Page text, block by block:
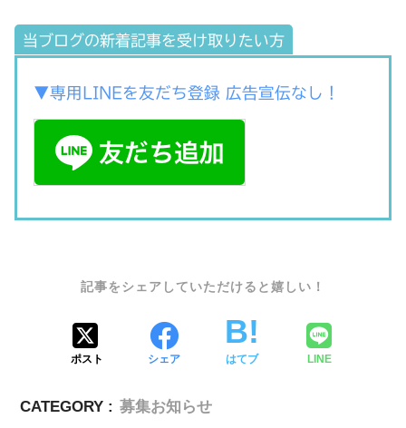
当ブログの新着記事を受け取りたい方
▼専用LINEを友だち登録 広告宣伝なし！
ポスト シェア はてブ LINE
CATEGORY : 募集お知らせ